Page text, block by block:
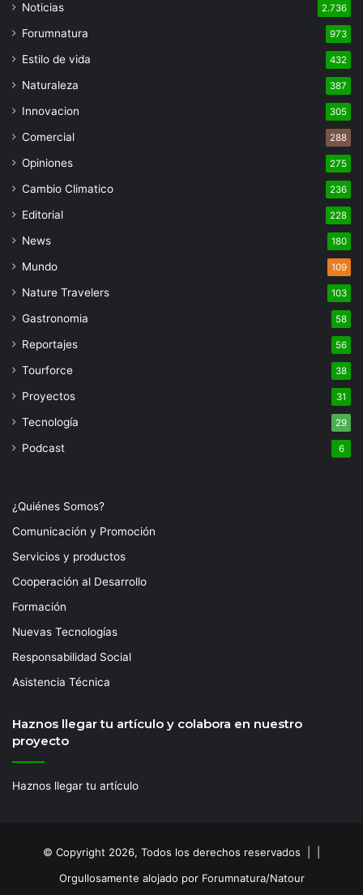
Noticias 2.736
Forumnatura 973
Estilo de vida 432
Naturaleza 387
Innovacion 305
Comercial 288
Opiniones 275
Cambio Climatico 236
Editorial 228
News 180
Mundo 109
Nature Travelers 103
Gastronomia 58
Reportajes 56
Tourforce 38
Proyectos 31
Tecnología 29
Podcast 6
¿Quiénes Somos?
Comunicación y Promoción
Servicios y productos
Cooperación al Desarrollo
Formación
Nuevas Tecnologías
Responsabilidad Social
Asistencia Técnica
Haznos llegar tu artículo y colabora en nuestro
proyecto
Haznos llegar tu artículo
© Copyright 2026, Todos los derechos reservados | |
Orgullosamente alojado por Forumnatura/Natour